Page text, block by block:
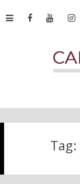
Tag: